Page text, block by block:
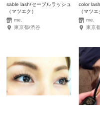
​sable lash/セーブルラッシュ
（マツエク）
me.
東京都/渋谷
color
（マツエ
me.
東京